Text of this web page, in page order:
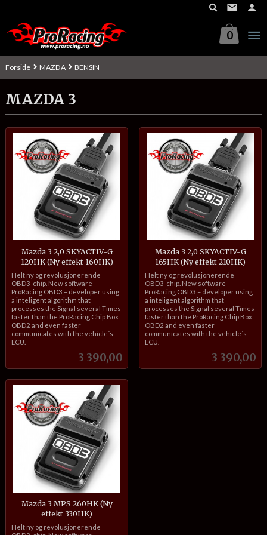
innholdet
0
Forside MAZDA BENSIN
MAZDA 3
Mazda 3 2,0 SKYACTIV-G
120HK (Ny effekt 160HK)
Pris
3 390,00
inkl.
mva.
Helt ny og revolusjonerende
OBD3-chip. New software
ProRacing OBD3 – developer using
a inteligent algorithm that
processes the Signal several Times
faster than the ProRacing Chip Box
OBD2 and even faster
communicates with the vehicle´s
ECU.
Mazda 3 2,0 SKYACTIV-G
165HK (Ny effekt 210HK)
Pris
3 390,00
inkl.
mva.
Helt ny og revolusjonerende
OBD3-chip. New software
ProRacing OBD3 – developer using
a inteligent algorithm that
processes the Signal several Times
faster than the ProRacing Chip Box
OBD2 and even faster
communicates with the vehicle´s
ECU.
Mazda 3 MPS 260HK (Ny
effekt 330HK)
inkl.
Helt ny og revolusjonerende